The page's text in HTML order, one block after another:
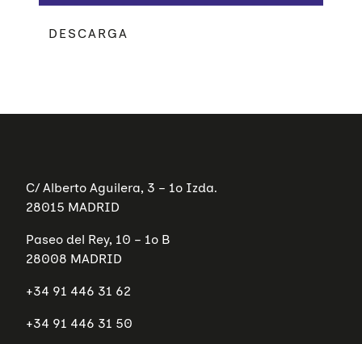
Sobre UNAF
Nuestra red
Transparencia
Áreas de acción
Diversidad familiar
Familias reconstituidas
Mediación
Qué hacemos
Atención directa
Sensibilización
Blog
DESCARGA
C/ Alberto Aguilera, 3 – 1º Izda.
28015 MADRID
Paseo del Rey, 10 – 1º B
28008 MADRID
+34 91 446 31 62
+34 91 446 31 50